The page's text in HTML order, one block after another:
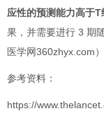
应性的预测能力高于T
果，并需要进行 3 期
医学网360zhyx.com）
参考资料：
https://